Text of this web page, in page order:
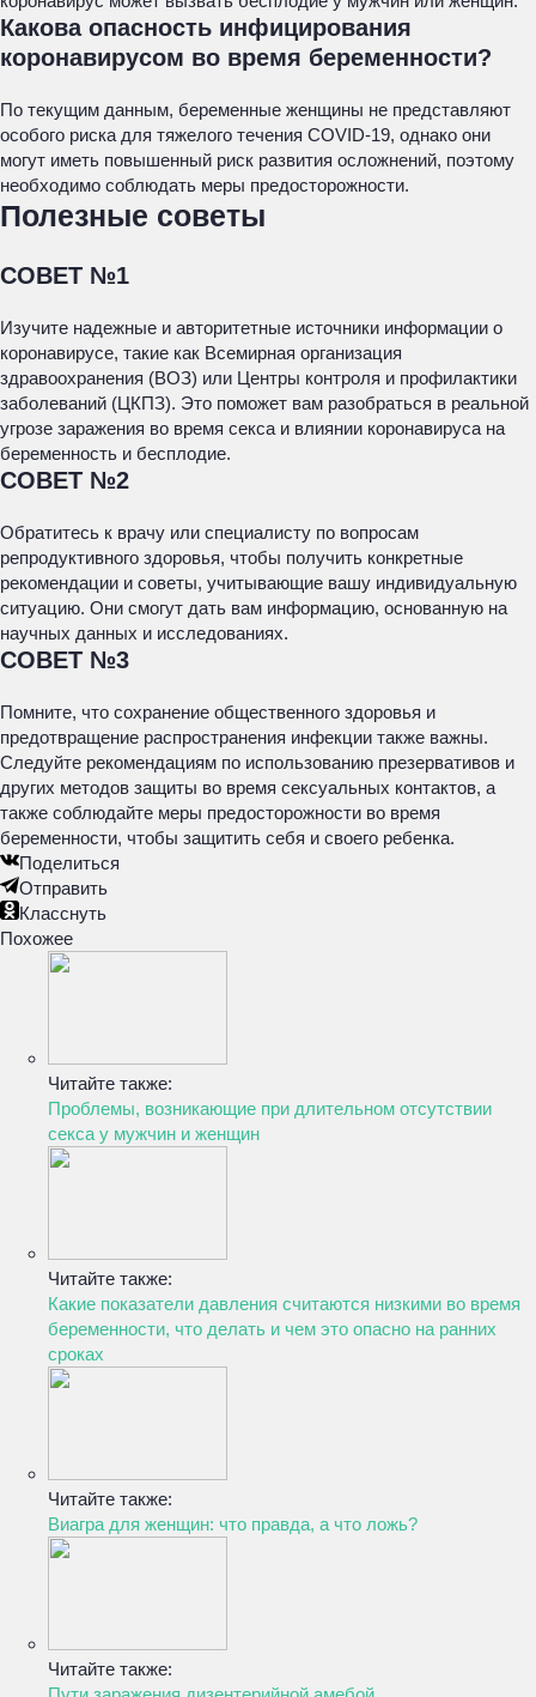
Какова опасность инфицирования
коронавирусом во время беременности?
По текущим данным, беременные женщины не представляют
особого риска для тяжелого течения COVID-19, однако они
могут иметь повышенный риск развития осложнений, поэтому
необходимо соблюдать меры предосторожности.
Полезные советы
СОВЕТ №1
Изучите надежные и авторитетные источники информации о
коронавирусе, такие как Всемирная организация
здравоохранения (ВОЗ) или Центры контроля и профилактики
заболеваний (ЦКПЗ). Это поможет вам разобраться в реальной
угрозе заражения во время секса и влиянии коронавируса на
беременность и бесплодие.
СОВЕТ №2
Обратитесь к врачу или специалисту по вопросам
репродуктивного здоровья, чтобы получить конкретные
рекомендации и советы, учитывающие вашу индивидуальную
ситуацию. Они смогут дать вам информацию, основанную на
научных данных и исследованиях.
СОВЕТ №3
Помните, что сохранение общественного здоровья и
предотвращение распространения инфекции также важны.
Следуйте рекомендациям по использованию презервативов и
других методов защиты во время сексуальных контактов, а
также соблюдайте меры предосторожности во время
беременности, чтобы защитить себя и своего ребенка.
Поделиться
Отправить
Класснуть
Похожее
Читайте также:
Проблемы, возникающие при длительном отсутствии
секса у мужчин и женщин
Читайте также:
Какие показатели давления считаются низкими во время
беременности, что делать и чем это опасно на ранних
сроках
Читайте также:
Виагра для женщин: что правда, а что ложь?
Читайте также: